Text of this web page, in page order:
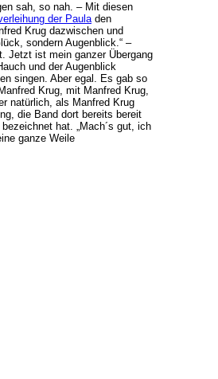
sah, so nah. – Mit diesen
der Pauladen
Krug dazwischen und
sondern Augenblick.“ –
Jetzt ist mein ganzer Übergang
und der Augenblick
singen. Aber egal. Es gab so
Krug, mit Manfred Krug,
natürlich, als Manfred Krug
die Band dort bereits bereit
hat. „Mach´s gut, ich
ganze Weile